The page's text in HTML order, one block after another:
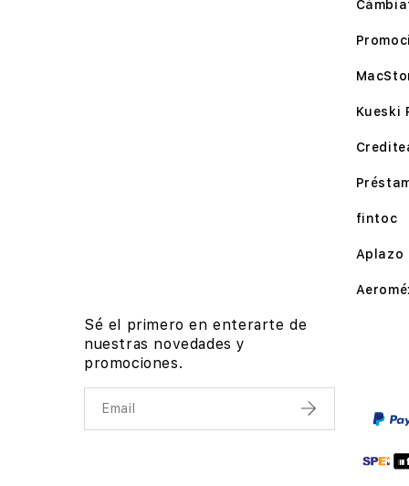
Kueski
fintoc
Aplazo
Sé el primero en enterarte de
nuestras novedades y
promociones.
Email